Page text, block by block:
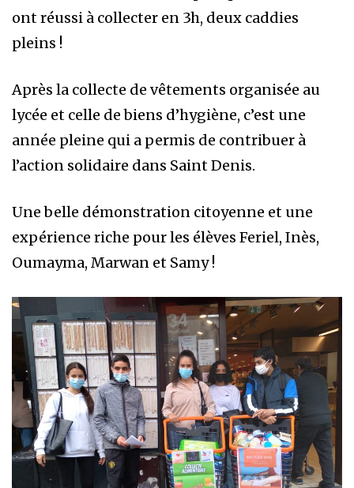
ont réussi à collecter en 3h, deux caddies
pleins !
Après la collecte de vêtements organisée au
lycée et celle de biens d’hygiène, c’est une
année pleine qui a permis de contribuer à
l’action solidaire dans Saint Denis.
Une belle démonstration citoyenne et une
expérience riche pour les élèves Feriel, Inès,
Oumayma, Marwan et Samy !